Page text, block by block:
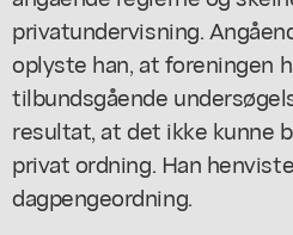
privatundervisning.
oplyste han, at foreningen
tilbundsgående
resultat, at det ikke kunne
privat ordning. Han
dagpengeordning.